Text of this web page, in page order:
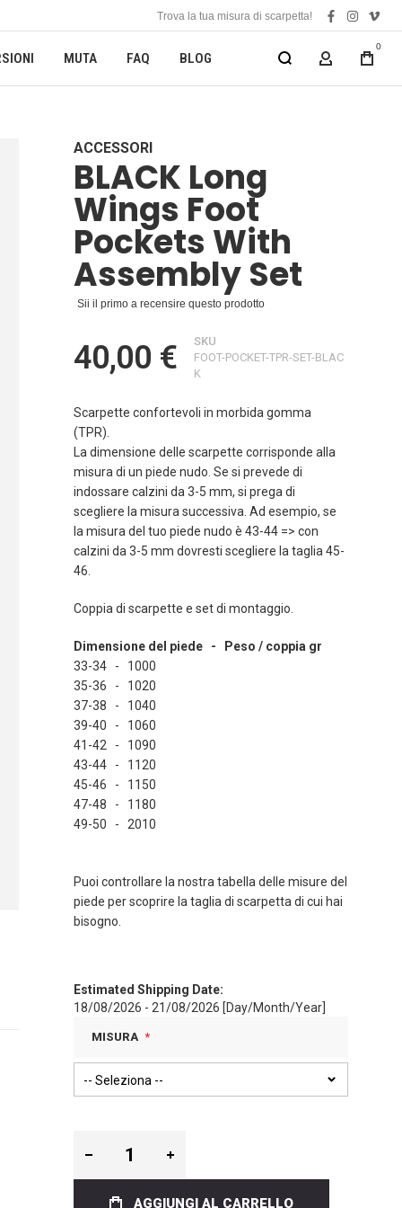
Trova la tua misura di scarpetta!
facebook
MUTA FAQ BLOG MY
0
ACCESSORI
BLACK Long
Wings Foot
Pockets With
Assembly Set
Sii il primo a recensire questo prodotto
40,00 €
SKU
FOOT-POCKET-TPR-SET-BLAC
K
Scarpette confortevoli in morbida gomma
(TPR).
La dimensione delle scarpette corrisponde alla
misura di un piede nudo. Se si prevede di
indossare calzini da 3-5 mm, si prega di
scegliere la misura successiva. Ad esempio, se
la misura del tuo piede nudo è 43-44 => con
calzini da 3-5 mm dovresti scegliere la taglia 45-
46.
Coppia di scarpette e set di montaggio.
Dimensione del piede - Peso / coppia gr
33-34 - 1000
35-36 - 1020
37-38 - 1040
39-40 - 1060
41-42 - 1090
43-44 - 1120
45-46 - 1150
47-48 - 1180
49-50 - 2010
Puoi controllare la nostra tabella delle misure del
piede per scoprire la taglia di scarpetta di cui hai
bisogno.
Estimated Shipping Date:
18/08/2026 - 21/08/2026 [Day/Month/Year]
MISURA
AGGIUNGI AL CARRELLO